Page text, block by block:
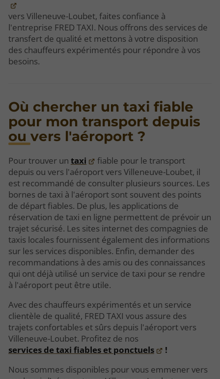
vers Villeneuve-Loubet, faites confiance à
l'entreprise FRED TAXI. Nous offrons des services de
transfert de qualité et mettons à votre disposition
des chauffeurs expérimentés pour répondre à vos
besoins.
Où chercher un taxi fiable
pour mon transport depuis
ou vers l'aéroport ?
Pour trouver un taxi
fiable pour le transport
depuis ou vers l'aéroport vers Villeneuve-Loubet, il
est recommandé de consulter plusieurs sources. Les
bornes de taxi à l'aéroport sont souvent des points
de départ fiables. De plus, les applications de
réservation de taxi en ligne permettent de prévoir un
trajet sécurisé. Les sites internet des compagnies de
taxis locales fournissent également des informations
sur les services disponibles. Enfin, demander des
recommandations à des amis ou des connaissances
qui ont déjà utilisé un service de taxi pour se rendre
à l'aéroport peut être utile.
Avec des chauffeurs expérimentés et un service
clientèle de qualité, FRED TAXI vous assure des
trajets confortables et sûrs depuis l'aéroport vers
Villeneuve-Loubet. Profitez de nos
services de taxi fiables et ponctuels
!
Nous sommes disponibles pour vous emmener vers